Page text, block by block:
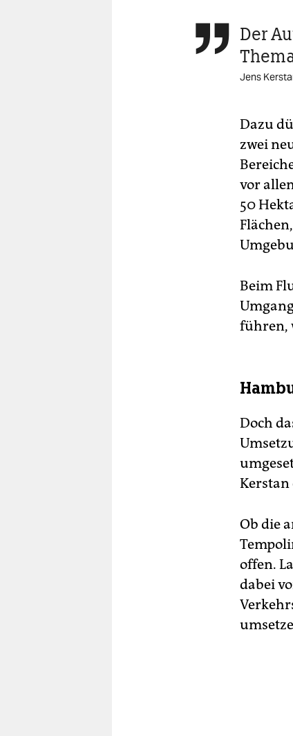
 Der
Jens
Dazu
zwei
vor
50
Beim
führen,
Doch
Kerstan
Ob die
offen.
dabei